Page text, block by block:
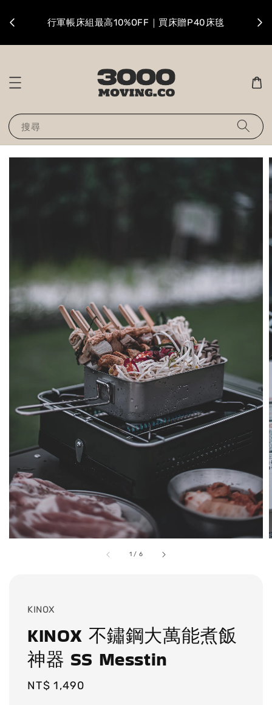
行軍帳床組最高10%OFF｜買床贈P40床毯
搜尋
1 / 6
KINOX
KINOX 不鏽鋼大萬能煮飯
神器 SS Messtin
Regular
NT$ 1,490